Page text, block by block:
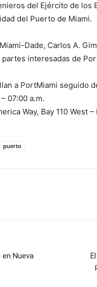
del Ejército de los
del Puerto de Miami.
Dade, Carlos A.
interesadas de
a PortMiami seguido
07:00 a.m.
Way, Bay 110 West –
puerto
Nueva